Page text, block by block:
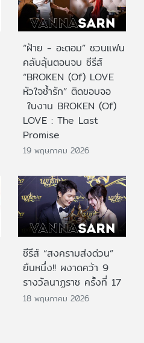
“ฝ้าย - อะตอม” ชวนแฟน
คลับลุ้นตอนจบ ซีรีส์
“BROKEN (Of) LOVE
หัวใจช้ำรัก” ติดขอบจอ
ในงาน BROKEN (Of)
LOVE : The Last
Promise
19 พฤษภาคม 2026
ซีรีส์ “สงครามส่งด่วน”
ยืนหนึ่ง!! ผงาดคว้า 9
รางวัลนาฏราช ครั้งที่ 17
18 พฤษภาคม 2026